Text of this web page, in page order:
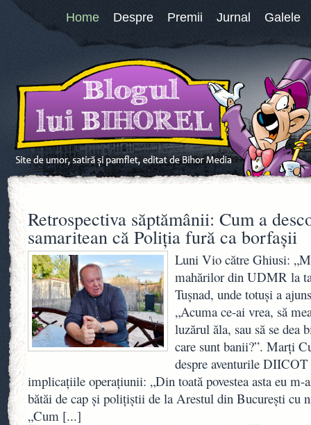
Home Despre Premii Jurnal Galele
Retrospectiva săptămânii: Cum a
samaritean că Poliția fură ca borfașii
Luni Vio către Ghiusi:
mahărilor din UDMR la
Tușnad, unde totuși a
„Acuma ce-ai vrea, să
luzărul ăla, sau să se dea
care sunt banii?”. Marți
despre aventurile
implicațiile operațiunii: „Din toată povestea asta eu m-
bătăi de cap și polițiștii de la Arestul din București cu
„Cum [...]